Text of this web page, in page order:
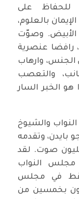
للحفاظ على
بالعلوم،
الأبيض. وصوّت
رافضا عنصرية
الجنس، وارهاب
والتعصب
هو الخبر السار
والشيوخ
بايدن، وتقدمه
العام بأكثر من 5 مليون صوت. لقد
مجلس النواب
فقط في مجلس
بخمسين من